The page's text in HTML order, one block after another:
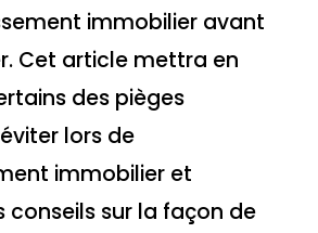
immobilier avant
Cet article mettra en
des pièges
lors de
immobilier et
conseils sur la façon de